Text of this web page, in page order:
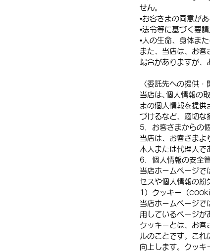
せん。
•お客さまの同意が
•法令等に基づく要
•人の生命、身体ま
また、当店は、お客
場合がありますが、
〈委託先への提供・
当店は､個人情報の
まの個人情報を提供
づけるなど、適切な
5．お客さまからの
当店は、お客さまよ
本人または代理人で
6．個人情報の安全
当店ホームページで
セスや個人情報の紛
1）クッキー（
当店ホームページで
用しているページが
クッキーとは、お客
ルのことです。こ
向上します。クッキ